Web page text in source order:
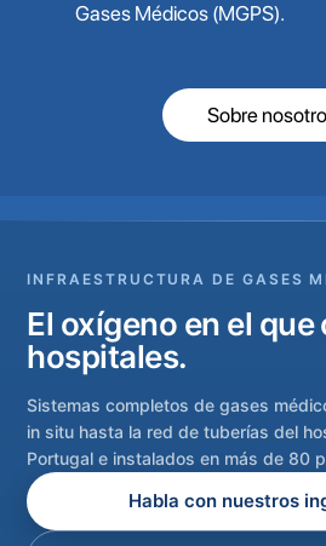
Gases Médicos (MGPS).
Sobre
INFRAESTRUCTURA DE GASES
El oxígeno en el
hospitales.
Sistemas completos de gases
in situ hasta la red de tuberías del
Portugal e instalados en más de 80
Habla con nuestros